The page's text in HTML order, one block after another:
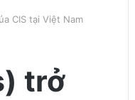
CIS tại Việt Nam
trở